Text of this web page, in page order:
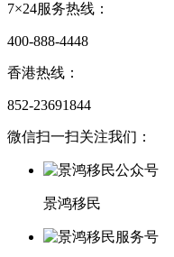
7×24服务热线：
400-888-4448
香港热线：
852-23691844
微信扫一扫关注我们：
景鸿移民